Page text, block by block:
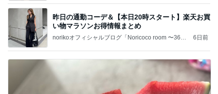
昨日の通勤コーデ＆【本日20時スタート】楽天お買
い物マラソンお得情報まとめ
norikoオフィシャルブログ「Noricoco room 〜365
6日前